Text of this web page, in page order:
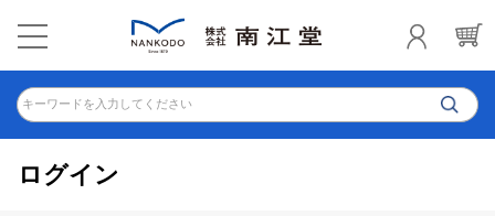
キーワードを入力してください
ログイン